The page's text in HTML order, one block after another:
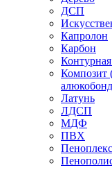
ДСП
Капролон
Карбон
Контурная
Композит
Латунь
ЛДСП
МДФ
ПВХ